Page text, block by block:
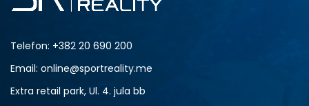
Telefon: +382 20 690 200
Email: online@sportreality.me
Extra retail park, Ul. 4. jula bb